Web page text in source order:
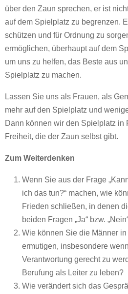
über den Zaun sprechen, er ist
auf dem Spielplatz zu begrenzen.
schützen und für Ordnung zu
ermöglichen, überhaupt auf dem
um uns zu helfen, das Beste aus
Spielplatz zu machen.
Lassen Sie uns als Frauen, als
mehr auf den Spielplatz und
Dann können wir den Spielplatz in
Freiheit, die der Zaun selbst gibt.
Zum Weiterdenken
Wenn Sie aus der Frage
ich das tun?“ machen, wie
Frieden schließen, in denen
beiden Fragen „Ja“ bzw.
Wie können Sie die Männer
ermutigen, insbesondere
Verantwortung gerecht zu
Berufung als Leiter zu leben?
Wie verändert sich das